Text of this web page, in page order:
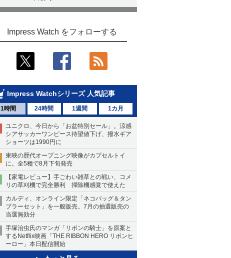
Impress Watch をフォローする
Impress Watchシリーズ 人気記事
1時間 24時間 1週間 1カ月
ユニクロ、今日から「お盆特別セール」。涼感
シアサッカーワンピース待望値下げ、撥水ギア
ショーツは1990円に
東映の歴代オープニング映像がカプセルトイ
に。全5種で8月下旬発売
【家電レビュー】手ごわい雑草との戦い、コメ
リの草刈機で完全勝利 掃除機感覚で使えた
カルディ、オンライン限定「ネコバッグ＆タン
ブラーセット」を一般販売。7月の抽選販売の
当選無効分
手塚治虫氏のマンガ「リボンの騎士」を原案と
するNetflix映画「THE RIBBON HERO リボンヒ
ーロー」本日配信開始